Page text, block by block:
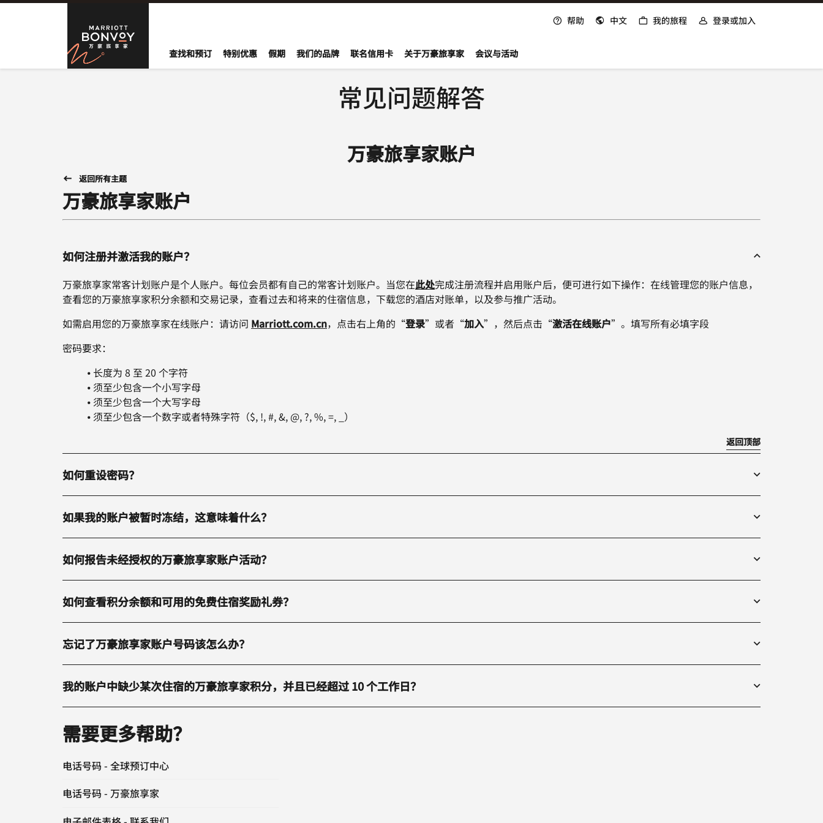
跳到内容
Marriott Bonvoy
帮助 中文 我的旅程
打开新窗口 登录或加入
查找和预订 特别优惠 假期 我们的品牌 联名信用卡 关于万豪旅享家 会议与活动
常见问题解答
万豪旅享家账户
返回所有主题
万豪旅享家账户
如何注册并激活我的账户？
万豪旅享家常客计划账户是个人账户。每位会员都有自己的常客计划账户。当您在此处完成注册流程并启用账户后，便可进行如下操作：在线管理您的账户信息，
查看您的万豪旅享家积分余额和交易记录，查看过去和将来的住宿信息，下载您的酒店对账单，以及参与推广活动。
如需启用您的万豪旅享家在线账户：请访问 Marriott.com.cn，点击右上角的“登录”或者“加入”，然后点击“激活在线账户”。填写所有必填字段
密码要求：
⦁ 长度为 8 至 20 个字符
⦁ 须至少包含一个小写字母
⦁ 须至少包含一个大写字母
⦁ 须至少包含一个数字或者特殊字符（$, !, #, &, @, ?, %, =, _）
返回顶部
如何重设密码？
如果我的账户被暂时冻结，这意味着什么？
如何报告未经授权的万豪旅享家账户活动？
如何查看积分余额和可用的免费住宿奖励礼券？
忘记了万豪旅享家账户号码该怎么办？
我的账户中缺少某次住宿的万豪旅享家积分，并且已经超过 10 个工作日？
需要更多帮助？
电话号码 - 全球预订中心
电话号码 - 万豪旅享家